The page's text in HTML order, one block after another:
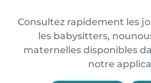
Consultez rapidement les
les babysitters,
maternelles disponibles
notre